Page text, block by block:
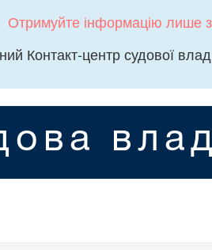
Отримуйте інформацію лише
Контакт-центр судової